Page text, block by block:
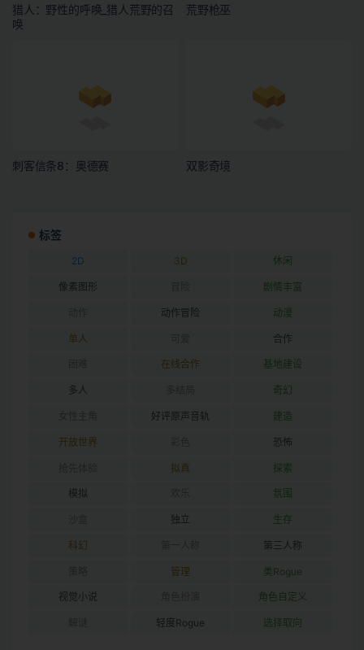
猎人：野性的呼唤_猎人荒野的召
唤
荒野枪巫
刺客信条8：奥德赛 双影奇境
标签
2D 3D 休闲
像素图形 剧情丰富
动作冒险 动漫
单人 合作
在线合作 基地建设
多人 奇幻
好评原声音轨 建造
开放世界 恐怖
拟真 探索
模拟 氛围
独立 生存
科幻 第三人称
管理 类Rogue
视觉小说 角色自定义
轻度Rogue 选择取向